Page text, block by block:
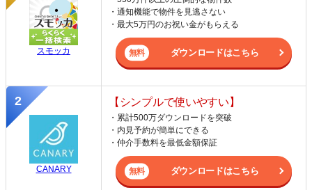
スモッカ
・通知機能で物件を見逃さない
・最大5万円のお祝い金がもらえる
ダウンロードはこちら
CANARY
【シンプルで使いやすい】
・累計500万ダウンロードを突破
・内見予約が簡単にできる
・仲介手数料を最低金額保証
ダウンロードはこちら